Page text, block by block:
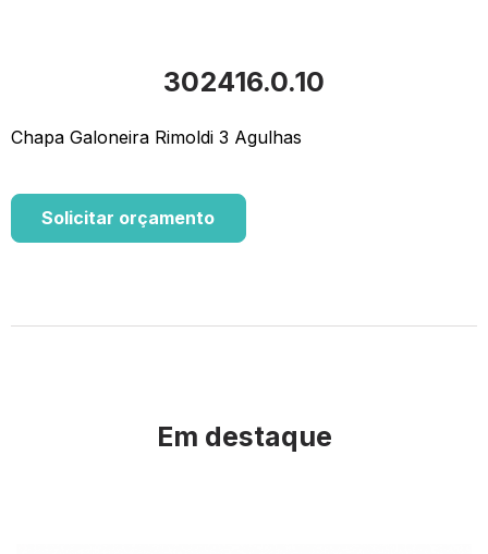
302416.0.10
Chapa Galoneira Rimoldi 3 Agulhas
Solicitar orçamento
Em destaque